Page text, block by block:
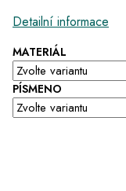
MATERIÁL
PÍSMENO
Detailní informace